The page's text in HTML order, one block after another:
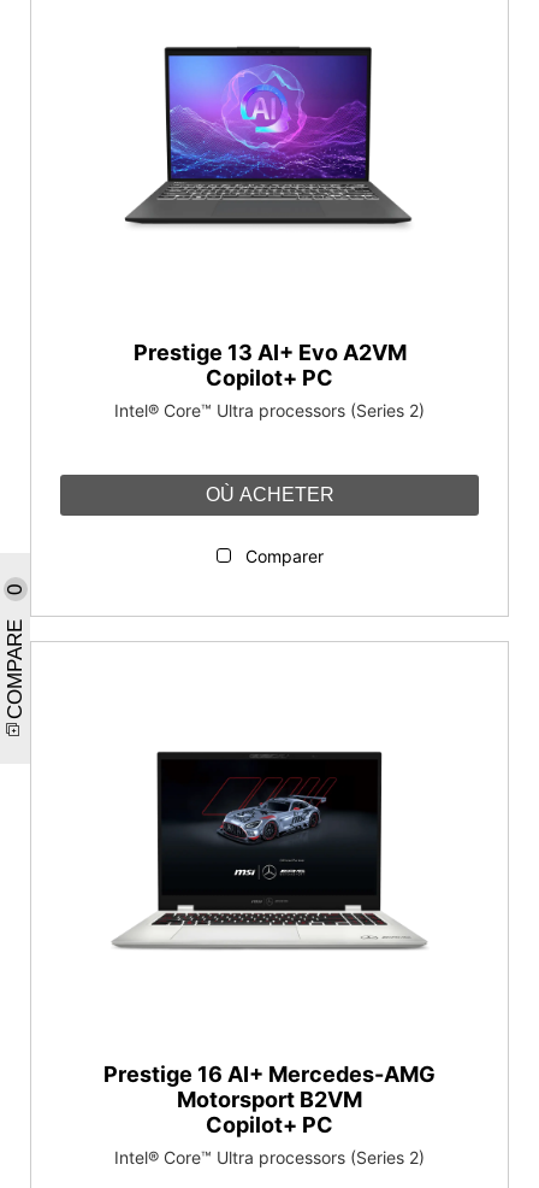
COMPARE
0
Prestige 13 AI+ Evo A2VM
Copilot+ PC
Intel® Core™ Ultra processors (Series 2)
OÙ ACHETER
Comparer
Prestige 16 AI+ Mercedes-AMG
Motorsport B2VM
Copilot+ PC
Intel® Core™ Ultra processors (Series 2)